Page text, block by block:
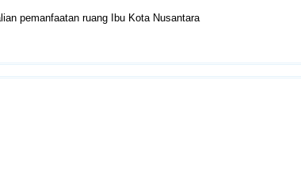
pemanfaatan ruang Ibu Kota Nusantara